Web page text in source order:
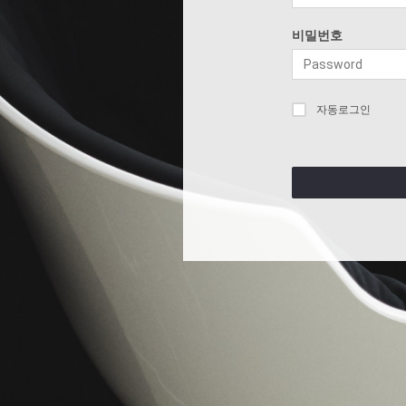
비밀번호
자동로그인